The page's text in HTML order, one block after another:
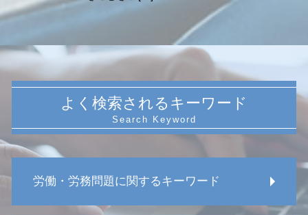
よく検索されるキーワード
労働・労務問題に関するキーワード